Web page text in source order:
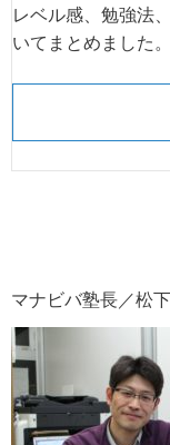
レベル感、勉強法
いてまとめました。
マナビバ塾長／松